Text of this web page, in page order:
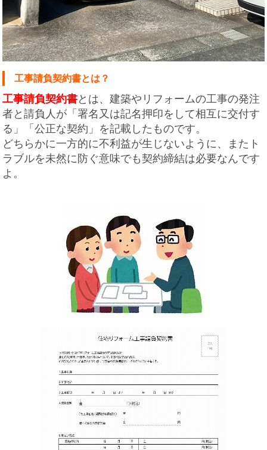
工事請負契約書とは？
工事請負契約書とは、建築やリフォームの工事の発注
者と請負人が「署名又は記名押印をして相互に交付す
る」「公正な契約」を記載したものです。
どちらかに一方的に不利益が生じないように、またト
ラブルを未然に防ぐ意味でも契約締結は必要なんです
よ。